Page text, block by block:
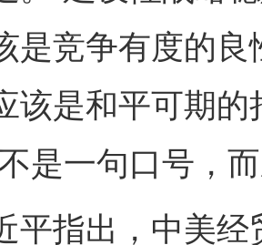
是竞争有度的
该是和平可期的
是一句口号，
指出，中美经